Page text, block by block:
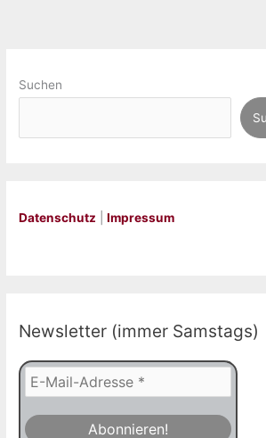
Suchen
Datenschutz |Impressum
Newsletter (immer Samstags)